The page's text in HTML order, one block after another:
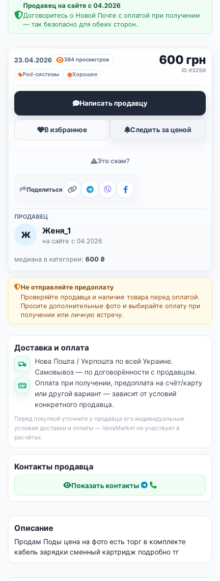
23.04.2026 384 просмотров 600 грн
ID #3259
медиана в категории: 600 ₴
Pod-системы Хорошее
Написать продавцу
В избранное Следить за ценой
Это скам?
Поделиться
ПРОДАВЕЦ
Ж Женя_1
на сайте с 04.2026
Доставка и оплата
Нова Пошта / Укрпошта по всей Украине.
Самовывоз — по договорённости с продавцом.
Оплата при получении, предоплата на счёт/карту
или другой вариант — зависит от условий
конкретного продавца.
Перед покупкой уточните у продавца его индивидуальные
условия доставки и оплаты — VexaMarket не участвует в
расчётах.
Продавец на сайте с 04.2026
Договоритесь о Новой Почте с оплатой при получении
— так безопасно для обеих сторон.
Не отправляйте предоплату
Проверяйте продавца и наличие товара перед оплатой.
Просите дополнительные фото и выбирайте оплату при
получении или личную встречу.
Контакты продавца
Показать контакты
Описание
Продам Поды цена на фото есть торг в комплекте
кабель зарядки сменный картридж подробно тг